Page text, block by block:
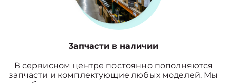
3апчасти в наличии
В сервисном центре постоянно пополняются
запчасти и комплектующие любых моделей. Мы